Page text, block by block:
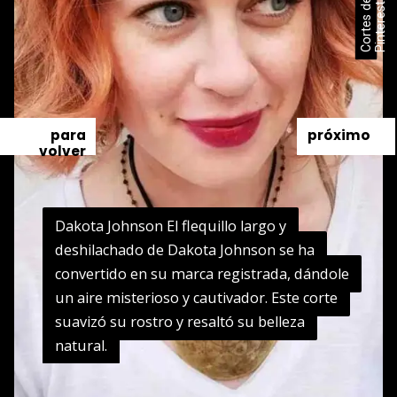
Dakota Johnson El flequillo largo y
deshilachado de Dakota Johnson se ha
convertido en su marca registrada, dándole
un aire misterioso y cautivador. Este corte
suavizó su rostro y resaltó su belleza
natural.
Dakota Johnson El flequillo largo y
deshilachado de Dakota Johnson se ha
convertido en su marca registrada, dándole
un aire misterioso y cautivador. Este corte
suavizó su rostro y resaltó su belleza
natural.
próximo
para
volver
t